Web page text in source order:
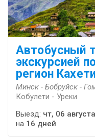
Автобусный
экскурсией
регион
Минск - Бобруйск -
Кобулети - Уреки
Выезд: чт, 06
на 16 дней